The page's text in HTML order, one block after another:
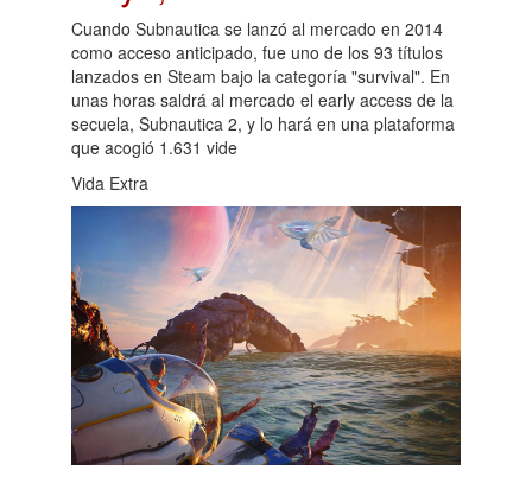
Cuando Subnautica se lanzó al mercado en 2014
como acceso anticipado, fue uno de los 93 títulos
lanzados en Steam bajo la categoría "survival". En
unas horas saldrá al mercado el early access de la
secuela, Subnautica 2, y lo hará en una plataforma
que acogió 1.631 vide
Vida Extra